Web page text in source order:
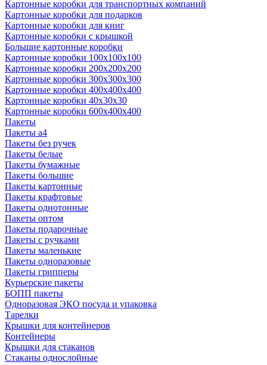
Картонные коробки для транспортных компаний
Картонные коробки для подарков
Картонные коробки для книг
Картонные коробки с крышкой
Большие картонные коробки
Картонные коробки 100x100x100
Картонные коробки 200x200x200
Картонные коробки 300x300x300
Картонные коробки 400x400x400
Картонные коробки 40x30x30
Картонные коробки 600x400x400
Пакеты
Пакеты а4
Пакеты без ручек
Пакеты белые
Пакеты бумажные
Пакеты большие
Пакеты картонные
Пакеты крафтовые
Пакеты однотонные
Пакеты оптом
Пакеты подарочные
Пакеты с ручками
Пакеты маленькие
Пакеты одноразовые
Пакеты грипперы
Курьерские пакеты
БОПП пакеты
Одноразовая ЭКО посуда и упаковка
Тарелки
Крышки для контейнеров
Контейнеры
Крышки для стаканов
Стаканы однослойные